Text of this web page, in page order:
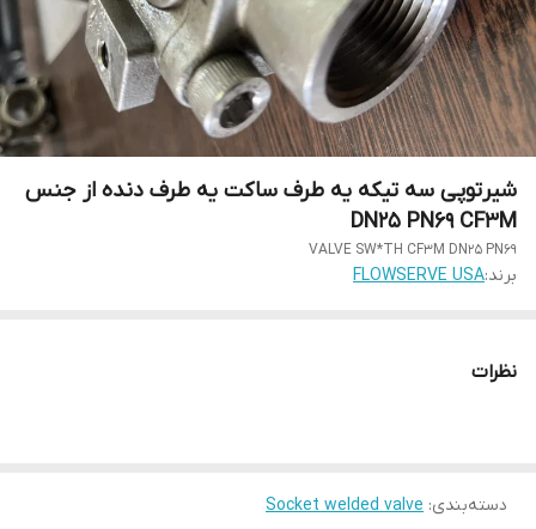
شیرتوپی سه تیکه یه طرف ساکت یه طرف دنده از جنس
DN25 PN69 CF3M
VALVE SW*TH CF3M DN25 PN69
برند:FLOWSERVE USA
نظرات
دسته‌بندی:
Socket welded valve